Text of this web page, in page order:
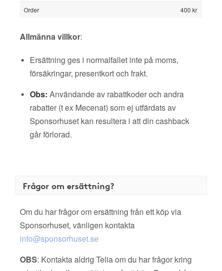
Order 400 kr
Allmänna villkor:
Ersättning ges i normalfallet inte på moms,
försäkringar, presentkort och frakt.
Obs: Användande av rabattkoder och andra
rabatter (t ex Mecenat) som ej utfärdats av
Sponsorhuset kan resultera i att din cashback
går förlorad.
Frågor om ersättning?
Om du har frågor om ersättning från ett köp via
Sponsorhuset, vänligen kontakta
info@sponsorhuset.se
OBS: Kontakta aldrig Telia om du har frågor kring